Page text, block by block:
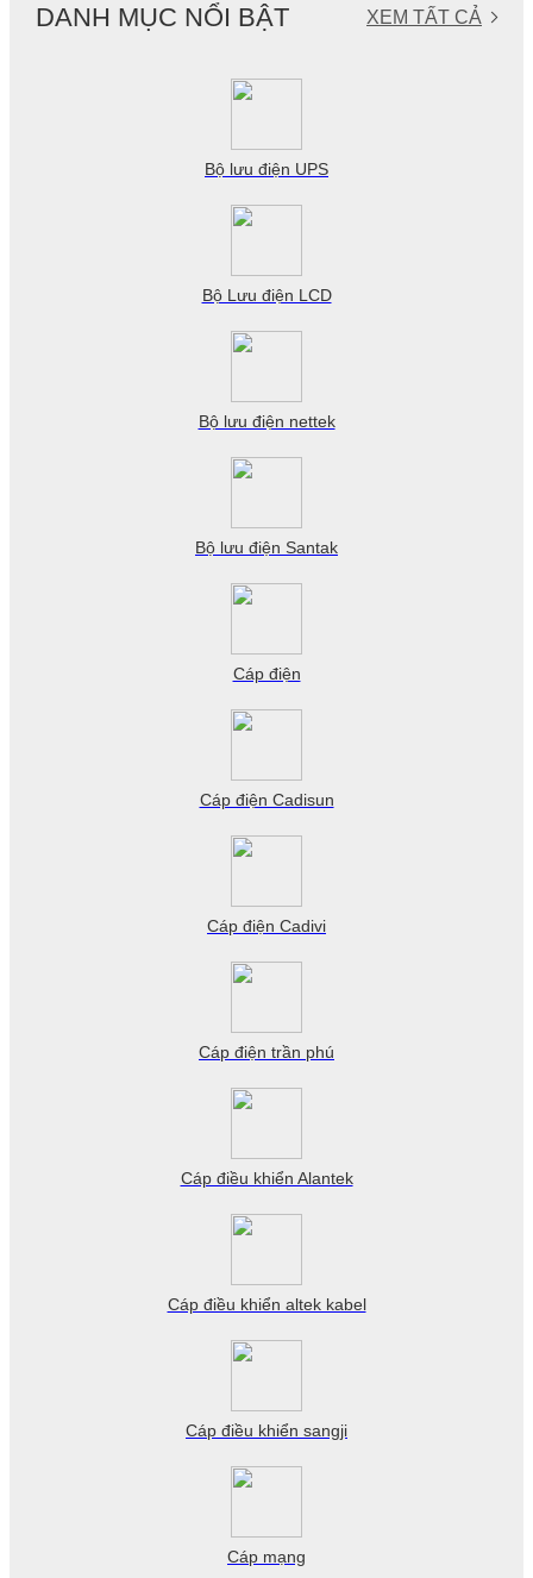
DANH MỤC NỔI BẬT XEM TẤT CẢ
Bộ lưu điện UPS
Bộ Lưu điện LCD
Bộ lưu điện nettek
Bộ lưu điện Santak
Cáp điện
Cáp điện Cadisun
Cáp điện Cadivi
Cáp điện trần phú
Cáp điều khiển Alantek
Cáp điều khiển altek kabel
Cáp điều khiển sangji
Cáp mạng